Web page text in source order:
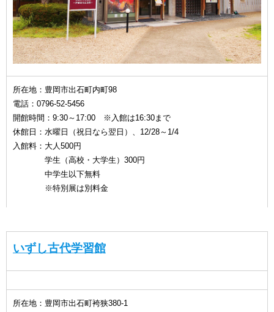
所在地：豊岡市出石町内町98
電話：0796-52-5456
開館時間：9:30～17:00 ※入館は16:30まで
休館日：水曜日（祝日なら翌日）、12/28～1/4
入館料：大人500円
学生（高校・大学生）300円
中学生以下無料
※特別展は別料金
いずし古代学習館
所在地：豊岡市出石町袴狭380-1